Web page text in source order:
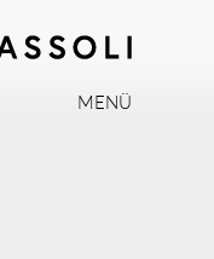
MENÜ